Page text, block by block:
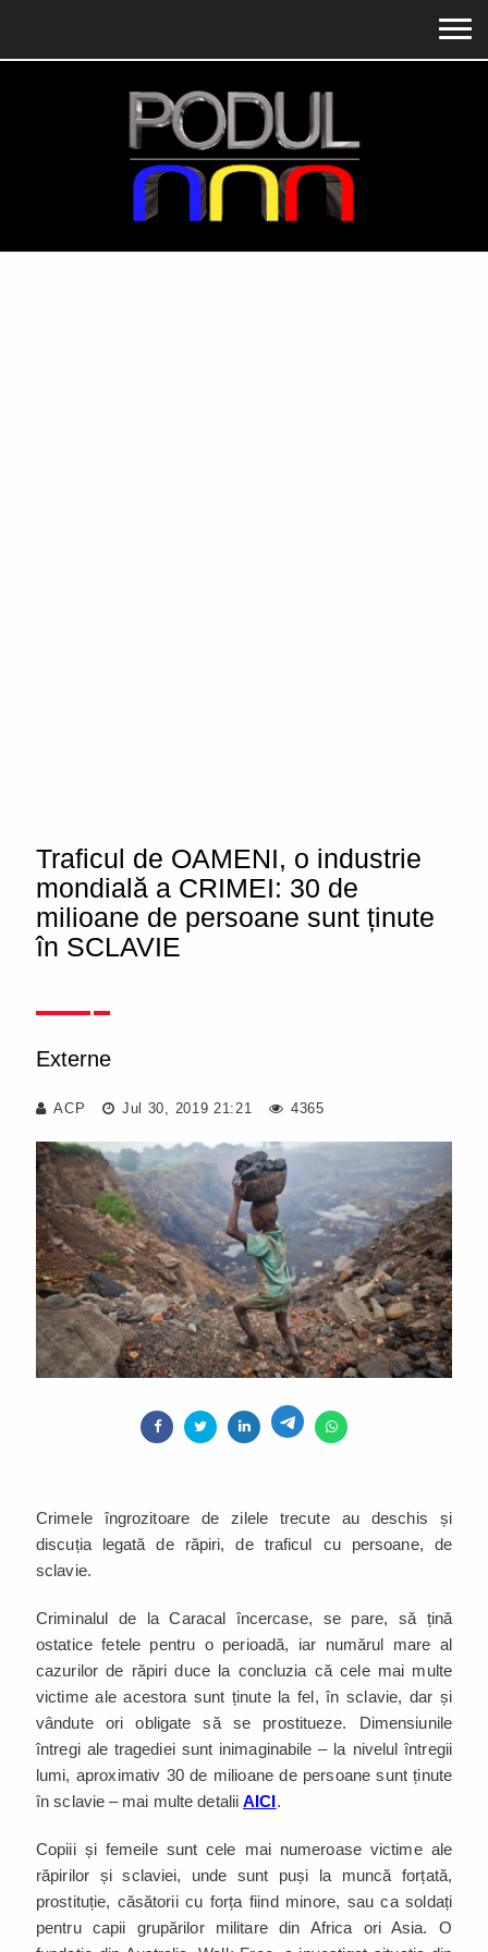
Traficul de OAMENI, o industrie
mondială a CRIMEI: 30 de
milioane de persoane sunt ținute
în SCLAVIE
Externe
ACP Jul 30, 2019 21:21 4365
Crimele îngrozitoare de zilele trecute au deschis și
discuția legată de răpiri, de traficul cu persoane, de
sclavie.
Criminalul de la Caracal încercase, se pare, să țină
ostatice fetele pentru o perioadă, iar numărul mare al
cazurilor de răpiri duce la concluzia că cele mai multe
victime ale acestora sunt ținute la fel, în sclavie, dar și
vândute ori obligate să se prostitueze. Dimensiunile
întregi ale tragediei sunt inimaginabile – la nivelul întregii
lumi, aproximativ 30 de milioane de persoane sunt ținute
în sclavie – mai multe detaliiAICI.
Copiii și femeile sunt cele mai numeroase victime ale
răpirilor și sclaviei, unde sunt puși la muncă forțată,
prostituție, căsătorii cu forța fiind minore, sau ca soldați
pentru capii grupărilor militare din Africa ori Asia. O